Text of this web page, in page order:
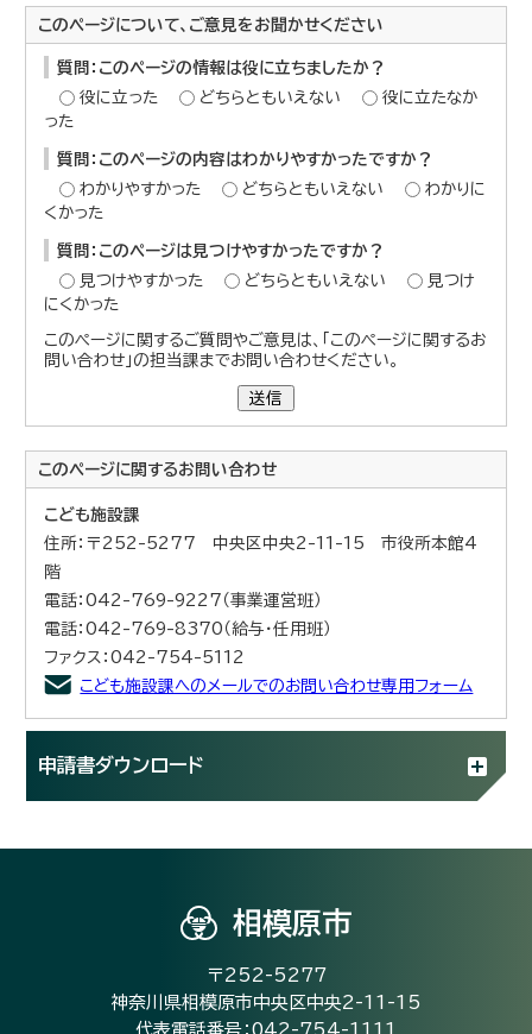
このページについて、ご意見をお聞かせください
質問：このページの情報は役に立ちましたか？
役に立った
どちらともいえない
役に立たなか
った
質問：このページの内容はわかりやすかったですか？
わかりやすかった
どちらともいえない
わかりに
くかった
質問：このページは見つけやすかったですか？
見つけやすかった
どちらともいえない
見つけ
にくかった
このページに関するご質問やご意見は、「このページに関するお
問い合わせ」の担当課までお問い合わせください。
送信
このページに関するお問い合わせ
こども施設課
住所：〒252-5277 中央区中央2-11-15 市役所本館4
階
電話：042-769-9227（事業運営班）
電話：042-769-8370（給与・任用班）
ファクス：042-754-5112
こども施設課へのメールでのお問い合わせ専用フォーム
申請書ダウンロード
相模原市
〒252-5277
神奈川県相模原市中央区中央2-11-15
代表電話番号：042-754-1111